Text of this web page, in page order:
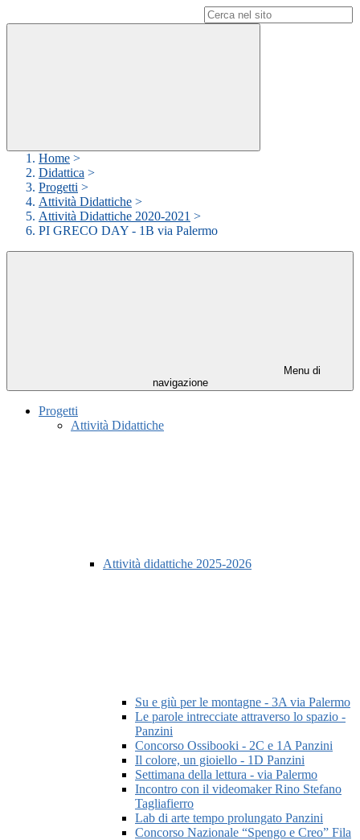
Home >
Didattica >
Progetti >
Attività Didattiche >
Attività Didattiche 2020-2021 >
PI GRECO DAY - 1B via Palermo
Menu di
navigazione
Progetti
Attività Didattiche
Attività didattiche 2025-2026
Su e giù per le montagne - 3A via Palermo
Le parole intrecciate attraverso lo spazio -
Panzini
Concorso Ossibooki - 2C e 1A Panzini
Il colore, un gioiello - 1D Panzini
Settimana della lettura - via Palermo
Incontro con il videomaker Rino Stefano
Tagliafierro
Lab di arte tempo prolungato Panzini
Concorso Nazionale “Spengo e Creo” Fila